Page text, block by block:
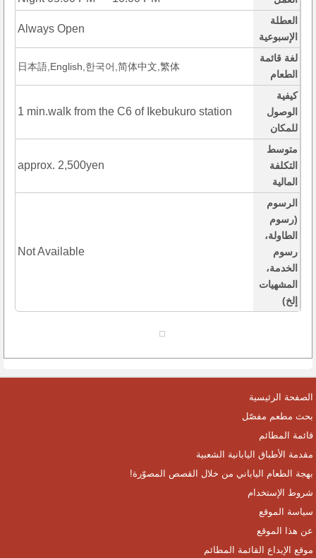
العطلة
الإسبوعية
Always Open
لغة قائمة
الطعام
日本語,English,한국어,简体中文,繁体
كيفية
الوصول
للمكان
1 min.walk from the C6 of Ikebukuro station
متوسط
التكلفة
المالية
approx. 2,500yen
الرسوم
(رسوم
الطاولة،
رسوم
الخدمة،
المشهيات
إلخ)
Not Available
الصفحة الرئيسية
بحث مطعم مفصّل
قائمة المطائم
مقدمة الأطباق اليابانية الشعبية
بهجة الطعام الياباني من خلال القصص المصوّرة!
شروط الإستخدام
سياسة الموقع
عن هذا الموقع
موقع الإيداع القائمة المطائم